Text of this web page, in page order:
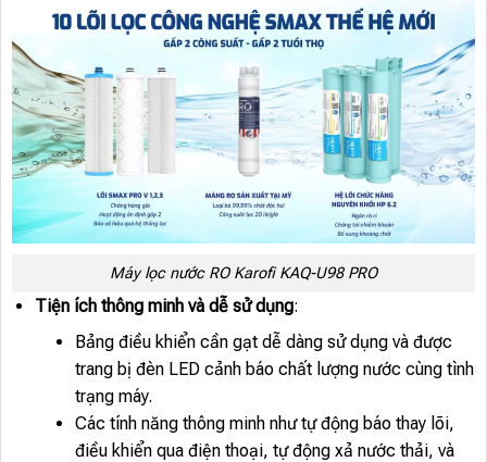
Máy lọc nước RO Karofi KAQ-U98 PRO
Tiện ích thông minh và dễ sử dụng:
Bảng điều khiển cần gạt dễ dàng sử dụng và được
trang bị đèn LED cảnh báo chất lượng nước cùng tình
trạng máy.
Các tính năng thông minh như tự động báo thay lõi,
điều khiển qua điện thoại, tự động xả nước thải, và